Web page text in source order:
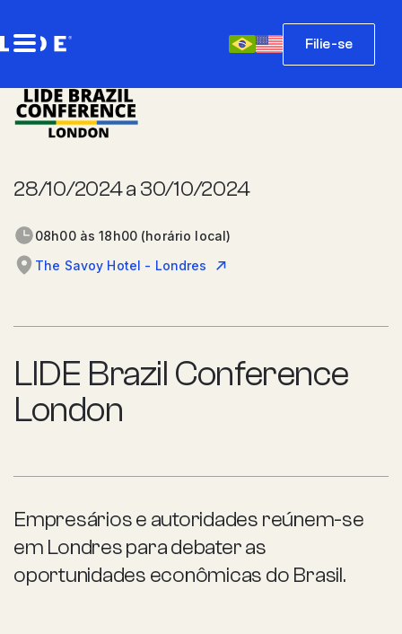
Filie-se
28/10/2024 a 30/10/2024
08h00 às 18h00 (horário local)
The Savoy Hotel - Londres
LIDE Brazil Conference
London
Empresários e autoridades reúnem-se
em Londres para debater as
oportunidades econômicas do Brasil.